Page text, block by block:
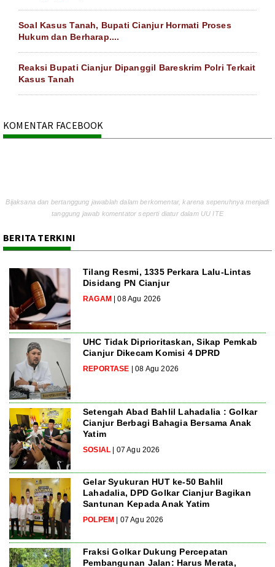
Soal Kasus Tanah, Bupati Cianjur Hormati Proses
Hukum dan Berharap....
Reaksi Bupati Cianjur Dipanggil Bareskrim Polri Terkait
Kasus Tanah
KOMENTAR FACEBOOK
Bijaksana dan bertanggung jawablah dalam berkomentar, karena sepenuhnya menjadi
tanggung jawab komentator seperti diatur dalam UU ITE
BERITA TERKINI
Tilang Resmi, 1335 Perkara Lalu-Lintas
Disidang PN Cianjur
RAGAM | 08 Agu 2026
UHC Tidak Diprioritaskan, Sikap Pemkab
Cianjur Dikecam Komisi 4 DPRD
REPORTASE | 08 Agu 2026
Setengah Abad Bahlil Lahadalia : Golkar
Cianjur Berbagi Bahagia Bersama Anak
Yatim
SOSIAL | 07 Agu 2026
Gelar Syukuran HUT ke-50 Bahlil
Lahadalia, DPD Golkar Cianjur Bagikan
Santunan Kepada Anak Yatim
POLPEM | 07 Agu 2026
Fraksi Golkar Dukung Percepatan
Pembangunan Jalan: Harus Merata,